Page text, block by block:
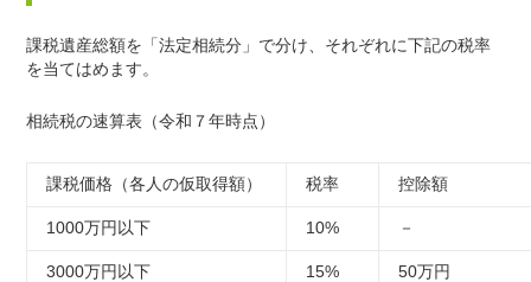
課税遺産総額を「法定相続分」で分け、それぞれに下記の税率
を当てはめます。
相続税の速算表（令和７年時点）
課税価格（各人の仮取得額） 税率 控除額
1000万円以下 10% －
3000万円以下 15% 50万円